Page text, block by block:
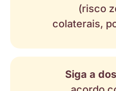
(risco
colaterais,
Siga a